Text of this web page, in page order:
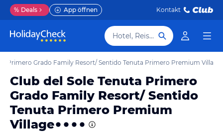
% Deals App öffnen Kontakt
Hotel, Reiseziel
Primero Grado Family Resort/ Sentido Tenuta Primero Premium Village
Club del Sole Tenuta Primero
Grado Family Resort/ Sentido
Tenuta Primero Premium
Village